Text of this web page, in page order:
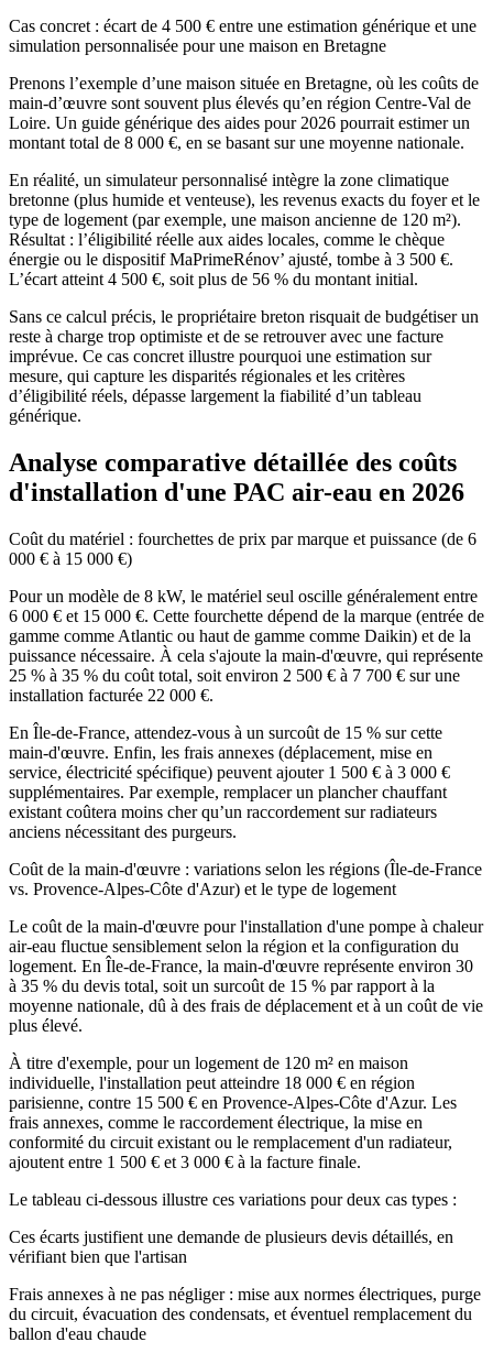
Cas concret : écart de 4 500 € entre une estimation générique et une
simulation personnalisée pour une maison en Bretagne
Prenons l’exemple d’une maison située en Bretagne, où les coûts de
main-d’œuvre sont souvent plus élevés qu’en région Centre-Val de
Loire. Un guide générique des aides pour 2026 pourrait estimer un
montant total de 8 000 €, en se basant sur une moyenne nationale.
En réalité, un simulateur personnalisé intègre la zone climatique
bretonne (plus humide et venteuse), les revenus exacts du foyer et le
type de logement (par exemple, une maison ancienne de 120 m²).
Résultat : l’éligibilité réelle aux aides locales, comme le chèque
énergie ou le dispositif MaPrimeRénov’ ajusté, tombe à 3 500 €.
L’écart atteint 4 500 €, soit plus de 56 % du montant initial.
Sans ce calcul précis, le propriétaire breton risquait de budgétiser un
reste à charge trop optimiste et de se retrouver avec une facture
imprévue. Ce cas concret illustre pourquoi une estimation sur
mesure, qui capture les disparités régionales et les critères
d’éligibilité réels, dépasse largement la fiabilité d’un tableau
générique.
Analyse comparative détaillée des coûts
d'installation d'une PAC air-eau en 2026
Coût du matériel : fourchettes de prix par marque et puissance (de 6
000 € à 15 000 €)
Pour un modèle de 8 kW, le matériel seul oscille généralement entre
6 000 € et 15 000 €. Cette fourchette dépend de la marque (entrée de
gamme comme Atlantic ou haut de gamme comme Daikin) et de la
puissance nécessaire. À cela s'ajoute la main-d'œuvre, qui représente
25 % à 35 % du coût total, soit environ 2 500 € à 7 700 € sur une
installation facturée 22 000 €.
En Île-de-France, attendez-vous à un surcoût de 15 % sur cette
main-d'œuvre. Enfin, les frais annexes (déplacement, mise en
service, électricité spécifique) peuvent ajouter 1 500 € à 3 000 €
supplémentaires. Par exemple, remplacer un plancher chauffant
existant coûtera moins cher qu’un raccordement sur radiateurs
anciens nécessitant des purgeurs.
Coût de la main-d'œuvre : variations selon les régions (Île-de-France
vs. Provence-Alpes-Côte d'Azur) et le type de logement
Le coût de la main-d'œuvre pour l'installation d'une pompe à chaleur
air-eau fluctue sensiblement selon la région et la configuration du
logement. En Île-de-France, la main-d'œuvre représente environ 30
à 35 % du devis total, soit un surcoût de 15 % par rapport à la
moyenne nationale, dû à des frais de déplacement et à un coût de vie
plus élevé.
À titre d'exemple, pour un logement de 120 m² en maison
individuelle, l'installation peut atteindre 18 000 € en région
parisienne, contre 15 500 € en Provence-Alpes-Côte d'Azur. Les
frais annexes, comme le raccordement électrique, la mise en
conformité du circuit existant ou le remplacement d'un radiateur,
ajoutent entre 1 500 € et 3 000 € à la facture finale.
Le tableau ci-dessous illustre ces variations pour deux cas types :
Ces écarts justifient une demande de plusieurs devis détaillés, en
vérifiant bien que l'artisan
Frais annexes à ne pas négliger : mise aux normes électriques, purge
du circuit, évacuation des condensats, et éventuel remplacement du
ballon d'eau chaude